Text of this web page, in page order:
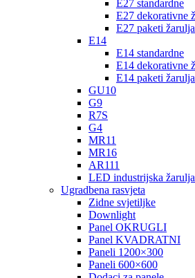
E27 standardne
E27 dekorativne
E27 paketi žarulja
E14
E14 standardne
E14 dekorativne
E14 paketi žarulja
GU10
G9
R7S
G4
MR11
MR16
AR111
LED industrijska
Ugradbena rasvjeta
Zidne svjetiljke
Downlight
Panel OKRUGLI
Panel KVADRATNI
Paneli 1200×300
Paneli 600×600